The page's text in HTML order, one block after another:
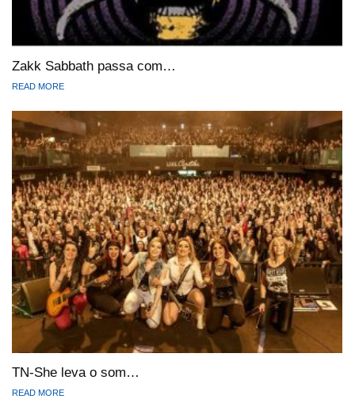
Zakk Sabbath passa com…
READ MORE
TN-She leva o som…
READ MORE